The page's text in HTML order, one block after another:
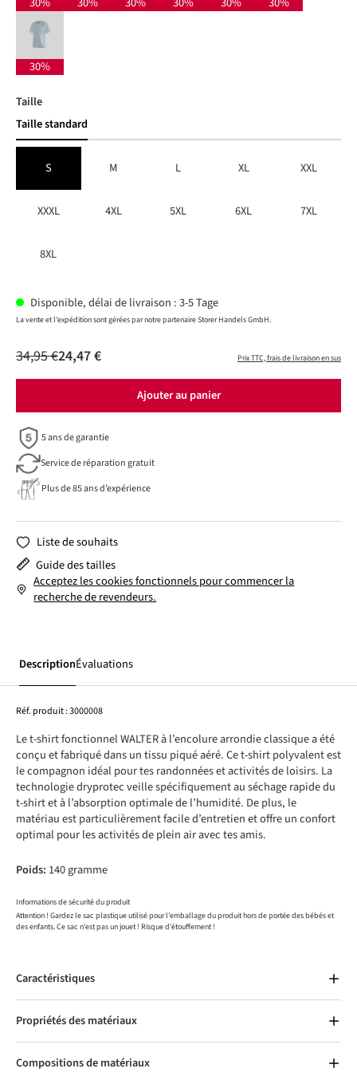
dusted blue
(Cette option n'est pas disponible pour le moment.)
30%
Choisir
Taille
Taille standard
S M L XL XXL
XXXL 4XL 5XL 6XL 7XL
8XL
Disponible, délai de livraison : 3-5 Tage
La vente et l'expédition sont gérées par notre partenaire Storer Handels GmbH.
24,47 €
34,95 € Prix TTC, frais de livraison en sus
Ajouter au panier
5 ans de garantie
Service de réparation gratuit
Plus de 85 ans d’expérience
Liste de souhaits
Guide des tailles
Acceptez les cookies fonctionnels pour commencer la
recherche de revendeurs.
DescriptionÉvaluations
Réf. produit :3000008
Le t-shirt fonctionnel WALTER à l’encolure arrondie classique a été
conçu et fabriqué dans un tissu piqué aéré. Ce t-shirt polyvalent est
le compagnon idéal pour tes randonnées et activités de loisirs. La
technologie dryprotec veille spécifiquement au séchage rapide du
t-shirt et à l’absorption optimale de l’humidité. De plus, le
matériau est particulièrement facile d’entretien et offre un confort
optimal pour les activités de plein air avec tes amis.
Poids: 140 gramme
Informations de sécurité du produit
Attention ! Gardez le sac plastique utilisé pour l'emballage du produit hors de portée des bébés et
des enfants. Ce sac n'est pas un jouet ! Risque d'étouffement !
Caractéristiques
Propriétés des matériaux
Compositions de matériaux